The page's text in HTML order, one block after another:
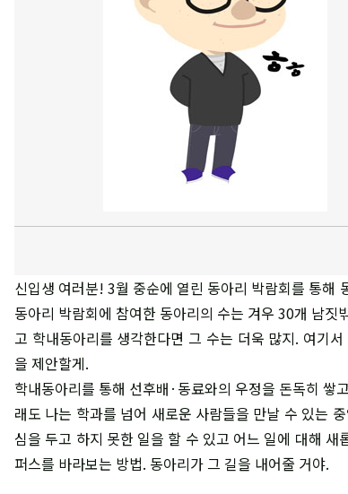
신입생 여러분! 3월 중순에 열린 동아리 박람회를 통해
동아리 박람회에 참여한 동아리의 수는 겨우 30개 남
고 학내동아리를 생각한다면 그 수는 더욱 많지. 여기
을 제안할게.
학내동아리를 통해 선후배·동료와의 우정을 돈독히 쌓
래도 나는 학과를 넘어 새로운 사람들을 만날 수 있는
심을 두고 하지 못한 일을 할 수 있고 어느 일에 대해
퍼스를 바라보는 방법. 동아리가 그 길을 내어줄 거야.